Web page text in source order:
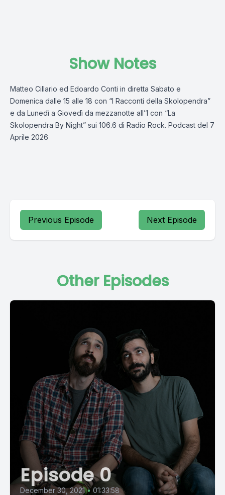
Show Notes
Matteo Cillario ed Edoardo Conti in diretta Sabato e
Domenica dalle 15 alle 18 con “I Racconti della Skolopendra”
e da Lunedì a Giovedì da mezzanotte all’1 con “La
Skolopendra By Night” sui 106.6 di Radio Rock. Podcast del 7
Aprile 2026
Previous Episode Next Episode
Other Episodes
Episode 0
December 30, 2021 • 01:33:58